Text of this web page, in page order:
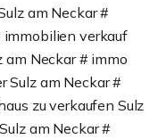
am Neckar #
immobilien verkauf
am Neckar # immo
Sulz am Neckar #
zu verkaufen Sulz
am Neckar #